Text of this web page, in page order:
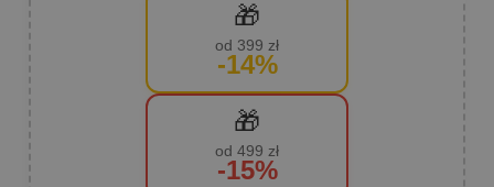
🎁
od 399 zł
-14%
🎁
od 499 zł
-15%